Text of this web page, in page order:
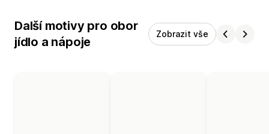
Další motivy pro obor
jídlo a nápoje
Zobrazit vše